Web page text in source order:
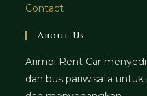
Contact
About Us
Arimbi Rent Car
dan bus pariwisata